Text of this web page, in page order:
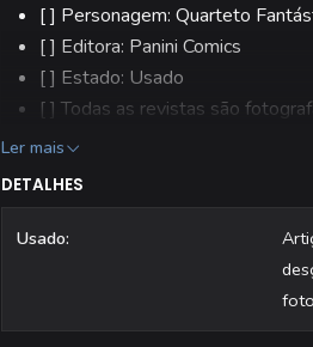
[ ] Personagem: Quarteto
[ ] Editora: Panini Comics
[ ] Estado: Usado
[ ] Todas as revistas são
Ler mais
DETALHES
Usado: